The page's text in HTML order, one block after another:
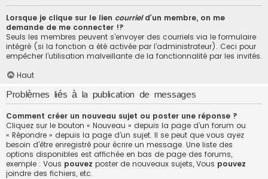
Lorsque je clique sur le lien courrield’un membre, on me
demande de me connecter !?
Seuls les membres peuvent s’envoyer des courriels via le formulaire
intégré (si la fonction a été activée par l’administrateur). Ceci pour
empêcher l’utilisation malveillante de la fonctionnalité par les invités.
Haut
Problèmes liés à la publication de messages
Comment créer un nouveau sujet ou poster une réponse ?
Cliquez sur le bouton « Nouveau » depuis la page d’un forum ou
« Répondre » depuis la page d’un sujet. Il se peut que vous ayez
besoin d’être enregistré pour écrire un message. Une liste des
options disponibles est affichée en bas de page des forums,
exemple : Vous pouvez poster de nouveaux sujets, Vous pouvez
joindre des fichiers, etc.